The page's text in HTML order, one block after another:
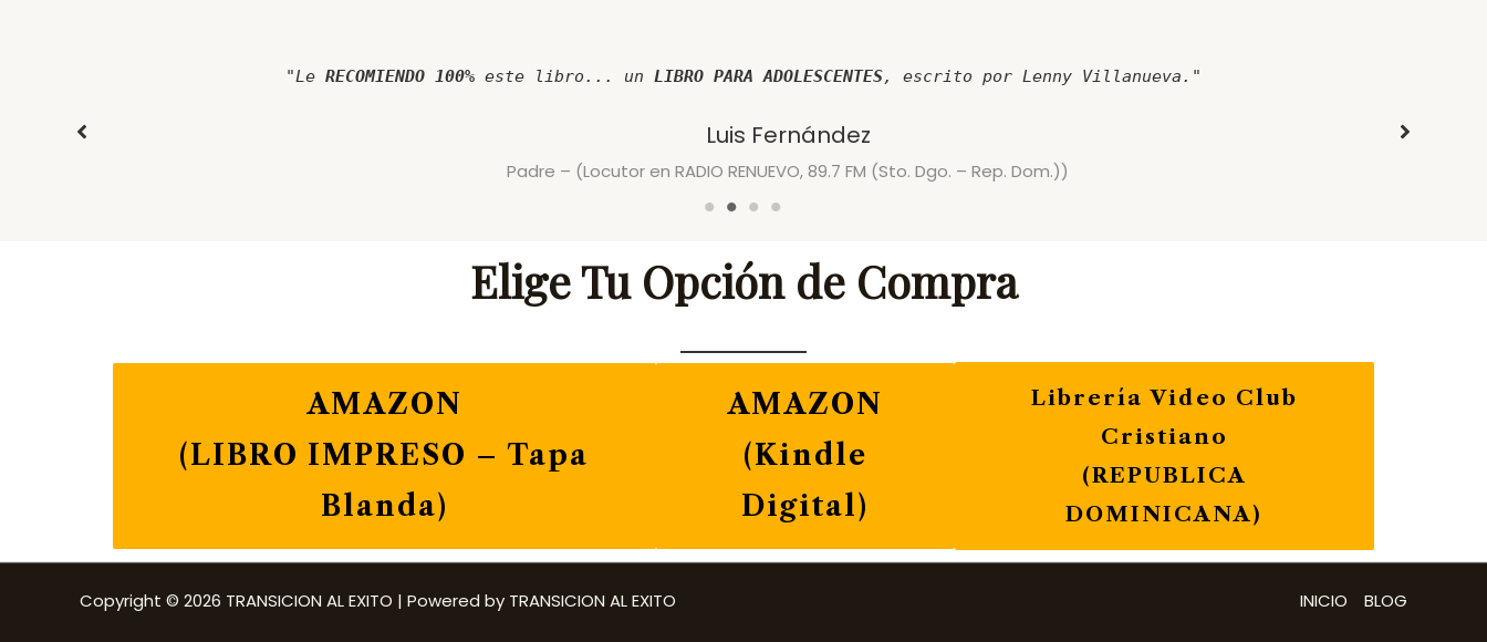
"Le RECOMIENDO 100% este libro... un LIBRO PARA ADOLESCENTES, escrito por Lenny Villanueva."
Luis Fernández
Padre – (Locutor en RADIO RENUEVO, 89.7 FM (Sto. Dgo. – Rep. Dom.))
Elige Tu Opción de Compra
AMAZON
(LIBRO IMPRESO – Tapa
Blanda)
AMAZON
(Kindle
Digital)
Librería Video Club
Cristiano
(REPUBLICA
DOMINICANA)
Copyright © 2026 TRANSICION AL EXITO | Powered by TRANSICION AL EXITO INICIO BLOG